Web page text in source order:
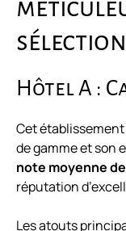
Hôtel A :
Cet
de gamme et son
note moyenne
réputation
Les atouts